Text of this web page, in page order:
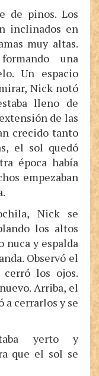
de pinos. Los
inclinados en
muy altas.
una
Un espacio
Nick notó
lleno de
de las
crecido tanto
el sol quedó
época había
empezaban
Nick se
los altos
nuca y espalda
Observó el
los ojos.
Arriba, el
a cerrarlos y se
yerto y
que el sol se